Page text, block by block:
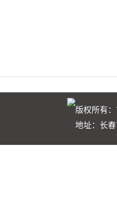
版权所有
地址：长